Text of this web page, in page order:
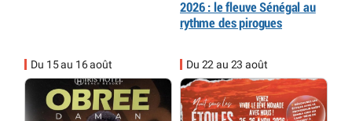
2026 : le fleuve Sénégal au
rythme des pirogues
Du 15 au 16 août Du 22 au 23 août